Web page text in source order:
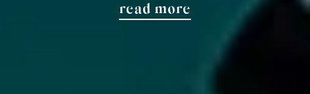
read more